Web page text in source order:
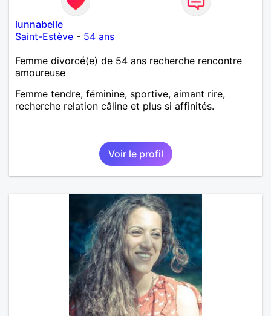
lunnabelle
Saint-Estève - 54 ans
Femme divorcé(e) de 54 ans recherche rencontre
amoureuse
Femme tendre, féminine, sportive, aimant rire,
recherche relation câline et plus si affinités.
Voir le profil